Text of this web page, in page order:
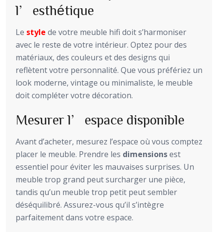
l’esthétique
Le style de votre meuble hifi doit s’harmoniser
avec le reste de votre intérieur. Optez pour des
matériaux, des couleurs et des designs qui
reflètent votre personnalité. Que vous préfériez un
look moderne, vintage ou minimaliste, le meuble
doit compléter votre décoration.
Mesurer l’espace disponible
Avant d’acheter, mesurez l’espace où vous comptez
placer le meuble. Prendre les dimensionsest
essentiel pour éviter les mauvaises surprises. Un
meuble trop grand peut surcharger une pièce,
tandis qu’un meuble trop petit peut sembler
déséquilibré. Assurez-vous qu’il s’intègre
parfaitement dans votre espace.